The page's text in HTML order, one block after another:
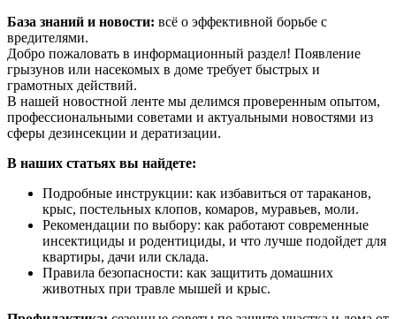
База знаний и новости: всё о эффективной борьбе с
вредителями.
Добро пожаловать в информационный раздел! Появление
грызунов или насекомых в доме требует быстрых и
грамотных действий.
В нашей новостной ленте мы делимся проверенным опытом,
профессиональными советами и актуальными новостями из
сферы дезинсекции и дератизации.
В наших статьях вы найдете:
Подробные инструкции: как избавиться от тараканов,
крыс, постельных клопов, комаров, муравьев, моли.
Рекомендации по выбору: как работают современные
инсектициды и родентициды, и что лучше подойдет для
квартиры, дачи или склада.
Правила безопасности: как защитить домашних
животных при травле мышей и крыс.